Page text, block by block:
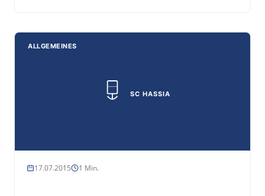
SC HASSIA
ALLGEMEINES
17.07.2015 1 Min.